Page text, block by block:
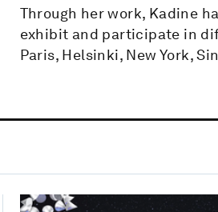
Through her work, Kadine
exhibit and participate in
Paris, Helsinki, New York,